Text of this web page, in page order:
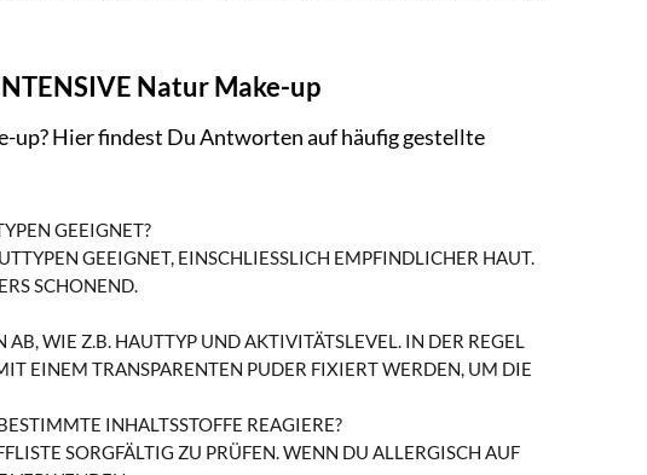
Natur Make-up
up? Hier findest Du Antworten auf häufig gestellte
GEEIGNET?
GEEIGNET, EINSCHLIESSLICH EMPFINDLICHER HAUT. D
SCHONEND.
WIE Z.B. HAUTTYP UND AKTIVITÄTSLEVEL. IN DER REGEL
EINEM TRANSPARENTEN PUDER FIXIERT WERDEN, UM DIE
INHALTSSTOFFE REAGIERE?
SORGFÄLTIG ZU PRÜFEN. WENN DU ALLERGISCH AUF